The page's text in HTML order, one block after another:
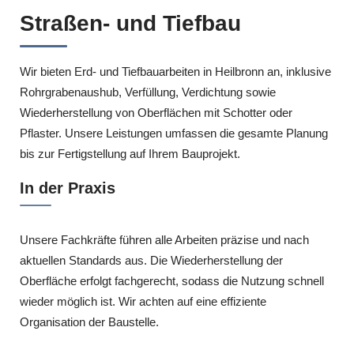
Straßen- und Tiefbau
Wir bieten Erd- und Tiefbauarbeiten in Heilbronn an, inklusive
Rohrgrabenaushub, Verfüllung, Verdichtung sowie
Wiederherstellung von Oberflächen mit Schotter oder
Pflaster. Unsere Leistungen umfassen die gesamte Planung
bis zur Fertigstellung auf Ihrem Bauprojekt.
In der Praxis
Unsere Fachkräfte führen alle Arbeiten präzise und nach
aktuellen Standards aus. Die Wiederherstellung der
Oberfläche erfolgt fachgerecht, sodass die Nutzung schnell
wieder möglich ist. Wir achten auf eine effiziente
Organisation der Baustelle.